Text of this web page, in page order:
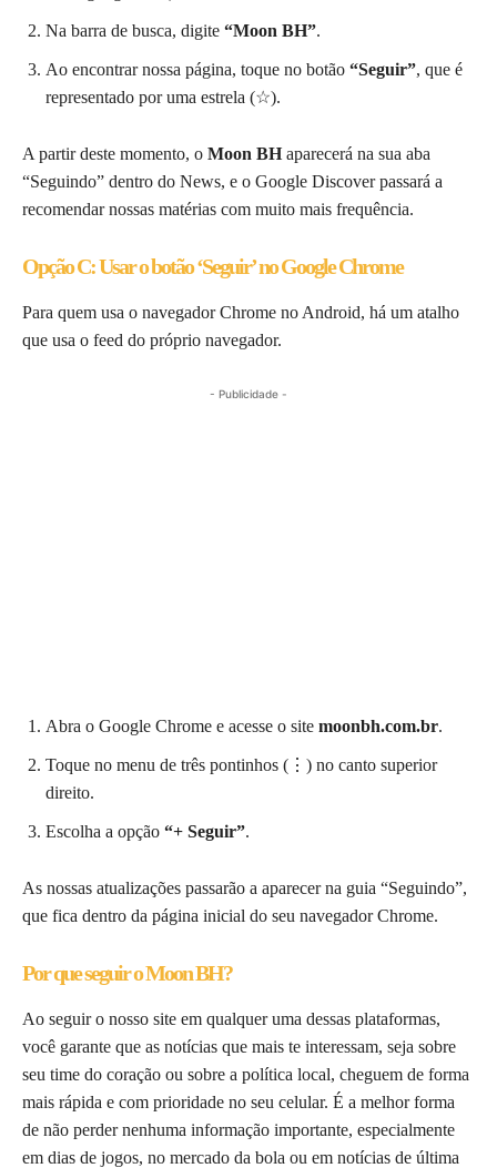
Na barra de busca, digite “Moon BH”.
Ao encontrar nossa página, toque no botão “Seguir”, que é
representado por uma estrela (☆).
A partir deste momento, o Moon BHaparecerá na sua aba
“Seguindo” dentro do News, e o Google Discover passará a
recomendar nossas matérias com muito mais frequência.
Opção C: Usar o botão ‘Seguir’ no Google Chrome
Para quem usa o navegador Chrome no Android, há um atalho
que usa o feed do próprio navegador.
- Publicidade -
Abra o Google Chrome e acesse o site moonbh.com.br.
Toque no menu de três pontinhos (⋮) no canto superior
direito.
Escolha a opção “+ Seguir”.
As nossas atualizações passarão a aparecer na guia “Seguindo”,
que fica dentro da página inicial do seu navegador Chrome.
Por que seguir o Moon BH?
Ao seguir o nosso site em qualquer uma dessas plataformas,
você garante que as notícias que mais te interessam, seja sobre
seu time do coração ou sobre a política local, cheguem de forma
mais rápida e com prioridade no seu celular. É a melhor forma
de não perder nenhuma informação importante, especialmente
em dias de jogos, no mercado da bola ou em notícias de última